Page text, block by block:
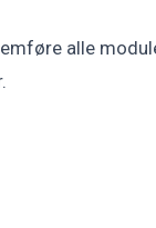
alle